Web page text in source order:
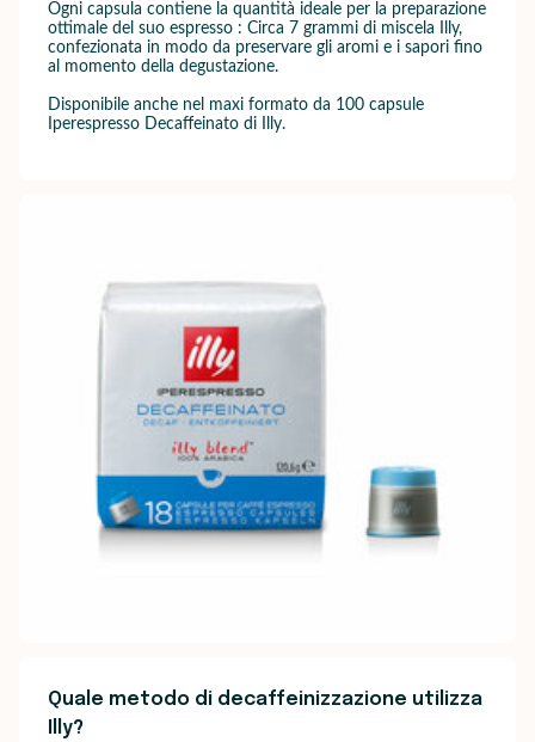
Ogni capsula contiene la quantità ideale per la preparazione
ottimale del suo espresso : Circa 7 grammi di miscela Illy,
confezionata in modo da preservare gli aromi e i sapori fino
al momento della degustazione.
Disponibile anche nel maxi formato da 100 capsule
Iperespresso Decaffeinato di Illy.
Quale metodo di decaffeinizzazione utilizza
Illy?